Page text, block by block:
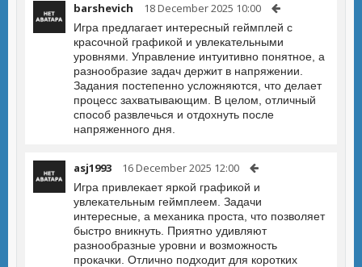
barshevich 18 December 2025 10:00
Игра предлагает интересный геймплей с
красочной графикой и увлекательными
уровнями. Управление интуитивно понятное, а
разнообразие задач держит в напряжении.
Задания постепенно усложняются, что делает
процесс захватывающим. В целом, отличный
способ развлечься и отдохнуть после
напряженного дня.
asj1993 16 December 2025 12:00
Игра привлекает яркой графикой и
увлекательным геймплеем. Задачи
интересные, а механика проста, что позволяет
быстро вникнуть. Приятно удивляют
разнообразные уровни и возможность
прокачки. Отлично подходит для коротких